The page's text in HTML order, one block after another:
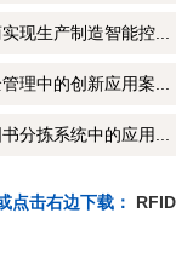
现生产制造智能控...
理中的创新应用案...
分拣系统中的应用...
点击右边下载：